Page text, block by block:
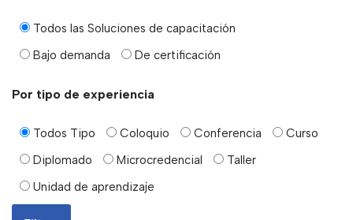
Todos las Soluciones de capacitación
Bajo demanda
De certificación
Por tipo de experiencia
Todos Tipo Coloquio Conferencia
Curso
Diplomado
Microcredencial
Taller
Unidad de aprendizaje